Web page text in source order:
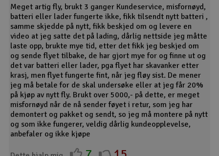
loss of control and crashes
Easily upgrade to SAFE Plus GPS-enabled technology to
add AutoLand, Virtual Fence and Holding Pattern features
Optional and easy to install Landing Assist Sensor (LAS)
available for smoother landings
Spektrum DXS controller/transmitter with industry-leading
DSMX® 2.4GHz technology for reliable control without
interference
Factory-installed servos, Spektrum flight controller and
serial receiver
Powerful and efficient brushless power system including a
30A telemetry-capable ESC
Capable of aerobatic maneuvers including loops, rolls and
upside down (inverted) flight
a variety of surfaces
Meget artig fly, brukt 3 ganger Kundeservice, misfornøyd,
batteri eller lader fungerte ikke, fikk tilsendt nytt batteri ,
samme skjedde på nytt, fikk beskjed om og levere en
video at jeg satte det på lading, dårlig nettside jeg måtte
laste opp, brukte mye tid, etter det fikk jeg beskjed om
og sende flyet tilbake, de har gjort mye for og finne ut og
det var batteri eller lader, pga flyet har skavanker etter
krasj, men flyet fungerte fint, når jeg fløy sist. De mener
jeg må betale for de skal undersøke eller at jeg får 20%
på kjøp av nytt fly. Brukt over 5000,- på dette, er meget
misfornøyd når de nå sender føyet i retur, som jeg har
demontert og pakket og sendt, so jeg må montere på nytt
og som ikke fungerer, veldig dårlig kundeopplevelse,
anbefaler og ikke kjøpe